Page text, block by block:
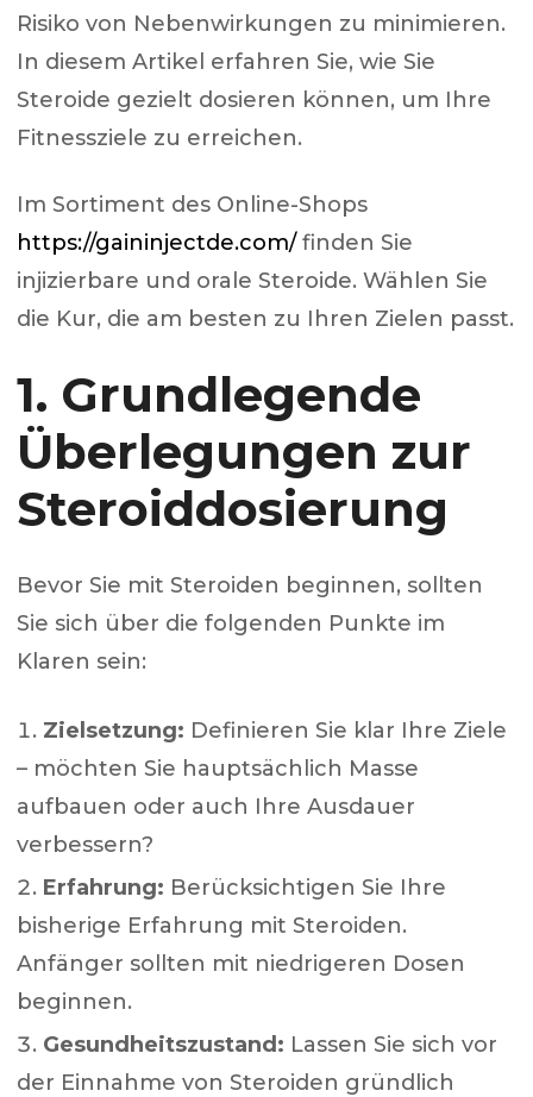
Risiko von Nebenwirkungen zu minimieren.
In diesem Artikel erfahren Sie, wie Sie
Steroide gezielt dosieren können, um Ihre
Fitnessziele zu erreichen.
Im Sortiment des Online-Shops
https://gaininjectde.com/finden Sie
injizierbare und orale Steroide. Wählen Sie
die Kur, die am besten zu Ihren Zielen passt.
1. Grundlegende
Überlegungen zur
Steroiddosierung
Bevor Sie mit Steroiden beginnen, sollten
Sie sich über die folgenden Punkte im
Klaren sein:
Zielsetzung: Definieren Sie klar Ihre Ziele
– möchten Sie hauptsächlich Masse
aufbauen oder auch Ihre Ausdauer
verbessern?
Erfahrung: Berücksichtigen Sie Ihre
bisherige Erfahrung mit Steroiden.
Anfänger sollten mit niedrigeren Dosen
beginnen.
Gesundheitszustand: Lassen Sie sich vor
der Einnahme von Steroiden gründlich